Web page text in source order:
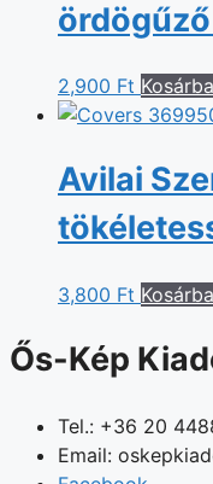
2,900 Ft
Avilai
3,800 Ft
Ős-Kép
Tel.: +36 20
Email: